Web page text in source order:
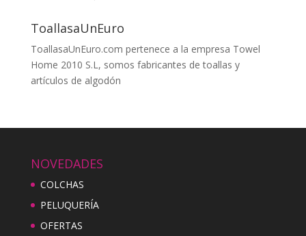
ToallasaUnEuro
ToallasaUnEuro.com pertenece a la empresa Towel
Home 2010 S.L, somos fabricantes de toallas y
artículos de algodón
NOVEDADES
COLCHAS
PELUQUERÍA
OFERTAS